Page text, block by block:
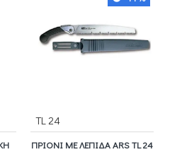
TL 24
ΠΡΙΌΝΙ ΜΕ ΛΕΠΊΔΑ ARS TL 24